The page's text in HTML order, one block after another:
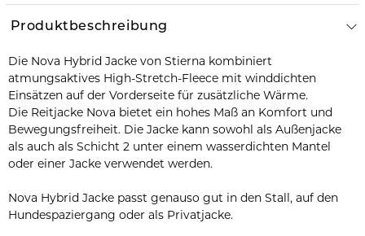
Produktbeschreibung
Die Nova Hybrid Jacke von Stierna kombiniert
atmungsaktives High-Stretch-Fleece mit winddichten
Einsätzen auf der Vorderseite für zusätzliche Wärme.
Die Reitjacke Nova bietet ein hohes Maß an Komfort und
Bewegungsfreiheit. Die Jacke kann sowohl als Außenjacke
als auch als Schicht 2 unter einem wasserdichten Mantel
oder einer Jacke verwendet werden.
Nova Hybrid Jacke passt genauso gut in den Stall, auf den
Hundespaziergang oder als Privatjacke.